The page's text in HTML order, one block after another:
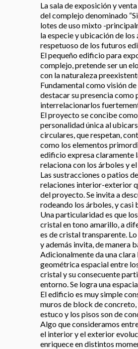
La sala de exposición y
del complejo denominado
lotes de uso mixto -
la especie y ubicación de
respetuoso de los futuros
El pequeño edificio para
complejo, pretende ser un
con la naturaleza
Fundamental como visión
destacar su presencia como
interrelacionarlos
El proyecto se concibe
personalidad única al
circulares, que respetan,
como los elementos
edificio expresa claramente
relaciona con los árboles y
Las sustracciones o patios
relaciones interior-exterior
del proyecto. Se invita a
rodeando los árboles, y casi
Una particularidad es que
cristal en tono amarillo, a
es de cristal transparente.
y además invita, de manera
Adicionalmente da una
geométrica espacial entre
cristal y su consecuente
entorno. Se logra una
El edificio es muy simple
muros de block de concreto,
estuco y los pisos son de
Algo que consideramos
el interior y el exterior
enriquece en distintos